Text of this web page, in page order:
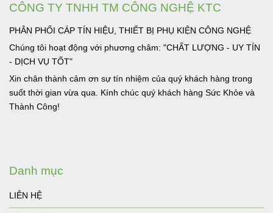
CÔNG TY TNHH TM CÔNG NGHỆ KTC
PHÂN PHỐI CÁP TÍN HIỆU, THIẾT BỊ PHỤ KIỆN CÔNG NGHỆ
Chúng tôi hoạt động với phương châm: "CHẤT LƯỢNG - UY TÍN
- DỊCH VỤ TỐT"
Xin chân thành cảm ơn sự tín nhiệm của quý khách hàng trong
suốt thời gian vừa qua. Kính chúc quý khách hàng Sức Khỏe và
Thành Công!
Danh mục
LIÊN HỆ